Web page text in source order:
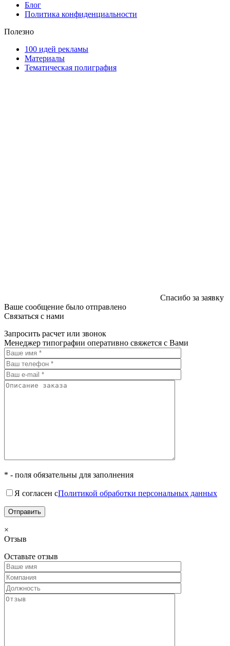
Блог
Политика конфиденциальности
Полезно
100 идей рекламы
Материалы
Тематическая полиграфия
Спасибо за заявку
Ваше сообщение было отправлено
Связаться с нами
Запросить расчет или звонок
Менеджер типографии оперативно свяжется с Вами
* - поля обязательны для заполнения
Я согласен сПолитикой обработки персональных данных
×
Отзыв
Оставьте отзыв